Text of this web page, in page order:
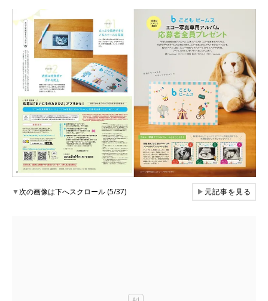
▼次の画像は下へスクロール (5/37) ▶元記事を見る